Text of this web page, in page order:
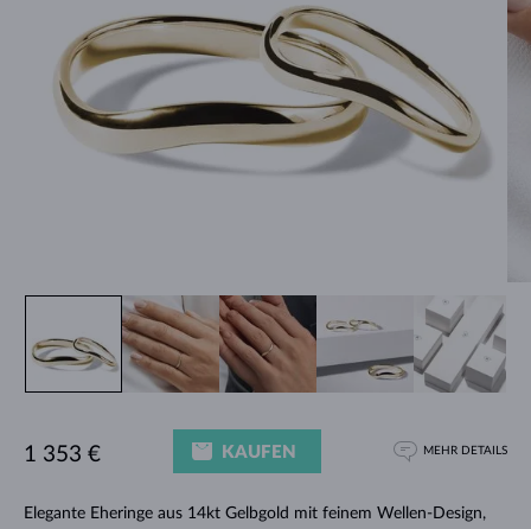
Elegante Eheringe aus 14kt Gelbgold mit feinem Wellen-Design,
1 353 € KAUFEN MEHR DETAILS